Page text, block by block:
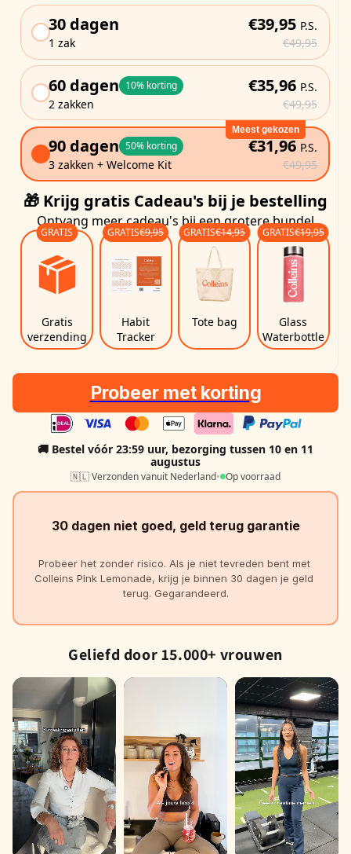
30 dagen
1 zak
€39,95 P.S.
€49,95
60 dagen 10% korting
2 zakken
€35,96 P.S.
€49,95
Meest gekozen
90 dagen 50% korting
3 zakken + Welcome Kit
€31,96 P.S.
€49,95
🎁 Krijg gratis Cadeau's bij je bestelling
Ontvang meer cadeau's bij een grotere bundel
Gratis
verzending
GRATIS
Habit
Tracker
GRATIS€9,95
Tote bag
GRATIS€14,95
Glass
Waterbottle
GRATIS€19,95
Probeer met korting
🚚 Bestel vóór 23:59 uur, bezorging tussen 10 en 11
augustus
🇳🇱 Verzonden vanuit Nederland• Op voorraad
30 dagen niet goed, geld terug garantie
Probeer het zonder risico. Als je niet tevreden bent met
Colleins Pink Lemonade, krijg je binnen 30 dagen je geld
terug. Gegarandeerd.
Geliefd door 15.000+ vrouwen